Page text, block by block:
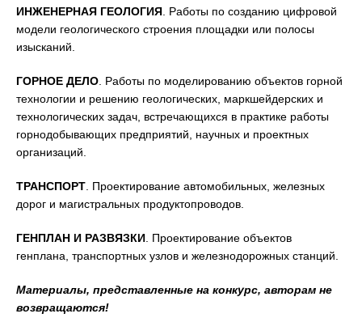
ИНЖЕНЕРНАЯ ГЕОЛОГИЯ . Работы по созданию цифровой
модели геологического строения площадки или полосы
изысканий.
ГОРНОЕ ДЕЛО . Работы по моделированию объектов горной
технологии и решению геологических, маркшейдерских и
технологических задач, встречающихся в практике работы
горнодобывающих предприятий, научных и проектных
организаций.
ТРАНСПОРТ . Проектирование автомобильных, железных
дорог и магистральных продуктопроводов.
ГЕНПЛАН И РАЗВЯЗКИ . Проектирование объектов
генплана, транспортных узлов и железнодорожных станций.
Материалы, представленные на конкурс, авторам не
возвращаются!